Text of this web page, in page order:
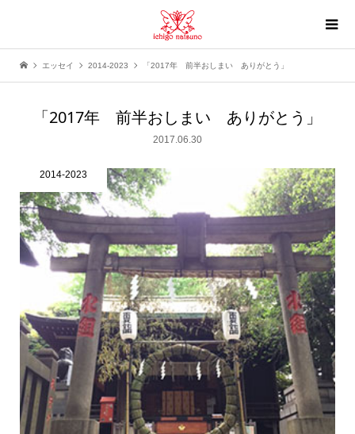
エッセイ 2014-2023 「2017年 前半おしまい ありがとう」
「2017年 前半おしまい ありがとう」
2017.06.30
2014-2023